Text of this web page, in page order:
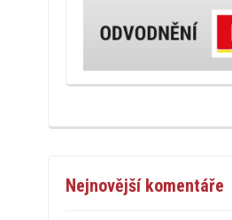
Nejnovější komentáře